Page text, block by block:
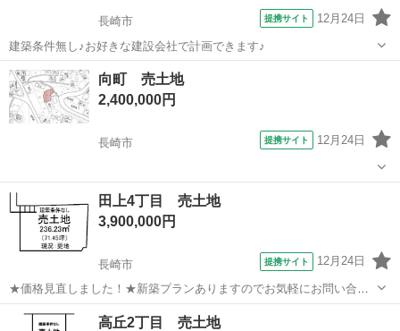
長崎市 提携サイト 12月24日
建築条件無し♪お好きな建設会社で計画できます♪
長崎 長崎市 土地販売/土地売買
向町 売土地
2,400,000円
長崎市 提携サイト 12月24日
長崎 長崎市 土地販売/土地売買
田上4丁目 売土地
3,900,000円
長崎市 提携サイト 12月24日
★価格見直しました！★新築プランありますのでお気軽にお問い合わ
せ下さい(^^)/
長崎 長崎市 土地販売/土地売買
高丘2丁目 売土地